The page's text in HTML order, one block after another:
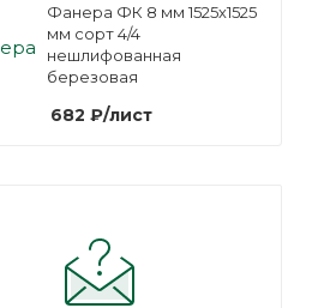
Фанера ФК 8 мм 1525х1525
мм сорт 4/4
нешлифованная
березовая
682 ₽/лист